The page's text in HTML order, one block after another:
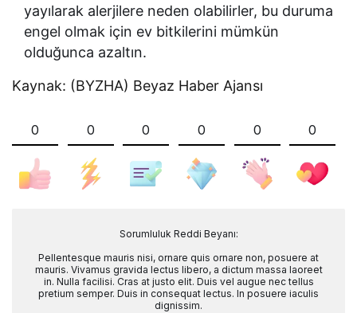
yayılarak alerjilere neden olabilirler, bu duruma
engel olmak için ev bitkilerini mümkün
olduğunca azaltın.
Kaynak: (BYZHA) Beyaz Haber Ajansı
0 0 0 0 0 0
Sorumluluk Reddi Beyanı:
Pellentesque mauris nisi, ornare quis ornare non, posuere at
mauris. Vivamus gravida lectus libero, a dictum massa laoreet
in. Nulla facilisi. Cras at justo elit. Duis vel augue nec tellus
pretium semper. Duis in consequat lectus. In posuere iaculis
dignissim.